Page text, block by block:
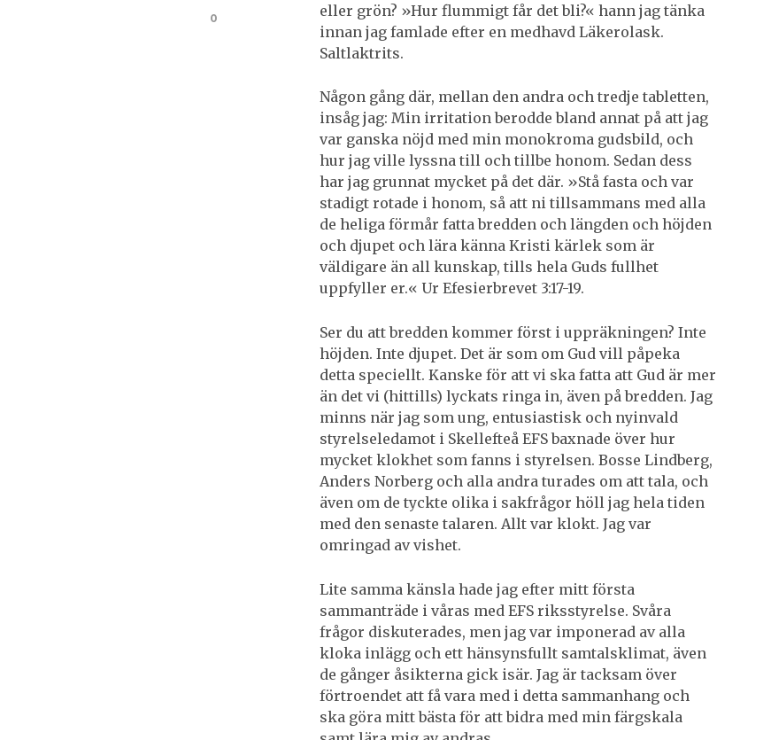
0
eller grön? »Hur flummigt får det bli?« hann jag tänka
innan jag famlade efter en medhavd Läkerolask.
Saltlaktrits.
Någon gång där, mellan den andra och tredje tabletten,
insåg jag: Min irritation berodde bland annat på att jag
var ganska nöjd med min monokroma gudsbild, och
hur jag ville lyssna till och tillbe honom. Sedan dess
har jag grunnat mycket på det där. »Stå fasta och var
stadigt rotade i honom, så att ni tillsammans med alla
de heliga förmår fatta bredden och längden och höjden
och djupet och lära känna Kristi kärlek som är
väldigare än all kunskap, tills hela Guds fullhet
uppfyller er.« Ur Efesierbrevet 3:17-19.
Ser du att bredden kommer först i uppräkningen? Inte
höjden. Inte djupet. Det är som om Gud vill påpeka
detta speciellt. Kanske för att vi ska fatta att Gud är mer
än det vi (hittills) lyckats ringa in, även på bredden. Jag
minns när jag som ung, entusiastisk och nyinvald
styrelseledamot i Skellefteå EFS baxnade över hur
mycket klokhet som fanns i styrelsen. Bosse Lindberg,
Anders Norberg och alla andra turades om att tala, och
även om de tyckte olika i sakfrågor höll jag hela tiden
med den senaste talaren. Allt var klokt. Jag var
omringad av vishet.
Lite samma känsla hade jag efter mitt första
sammanträde i våras med EFS riksstyrelse. Svåra
frågor diskuterades, men jag var imponerad av alla
kloka inlägg och ett hänsynsfullt samtalsklimat, även
de gånger åsikterna gick isär. Jag är tacksam över
förtroendet att få vara med i detta sammanhang och
ska göra mitt bästa för att bidra med min färgskala